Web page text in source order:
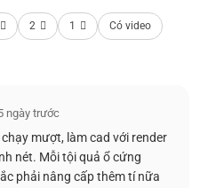
120Hz với 100%
giảm ánh sáng xanh. Tỷ lệ
màn hình theo chiều dọc, đặc
2 1 Có video
ngày trước
mượt, làm cad với render
nét. Mỗi tội quả ổ cứng
phải nâng cấp thêm tí nữa